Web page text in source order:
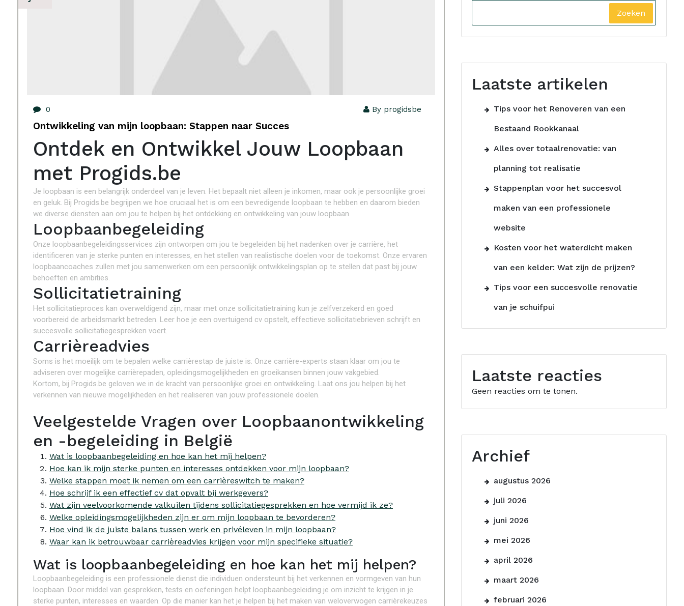
0 By progidsbe
Ontwikkeling van mijn loopbaan: Stappen naar Succes
Ontdek en Ontwikkel Jouw Loopbaan
met Progids.be
Je loopbaan is een belangrijk onderdeel van je leven. Het bepaalt niet alleen je inkomen, maar ook je persoonlijke groei
en geluk. Bij Progids.be begrijpen we hoe cruciaal het is om een bevredigende loopbaan te hebben en daarom bieden
we diverse diensten aan om jou te helpen bij het ontdekking en ontwikkeling van jouw loopbaan.
Loopbaanbegeleiding
Onze loopbaanbegeleidingsservices zijn ontworpen om jou te begeleiden bij het nadenken over je carrière, het
identificeren van je sterke punten en interesses, en het stellen van realistische doelen voor de toekomst. Onze ervaren
loopbaancoaches zullen met jou samenwerken om een persoonlijk ontwikkelingsplan op te stellen dat past bij jouw
behoeften en ambities.
Sollicitatietraining
Het sollicitatieproces kan overweldigend zijn, maar met onze sollicitatietraining kun je zelfverzekerd en goed
voorbereid de arbeidsmarkt betreden. Leer hoe je een overtuigend cv opstelt, effectieve sollicitatiebrieven schrijft en
succesvolle sollicitatiegesprekken voert.
Carrièreadvies
Soms is het moeilijk om te bepalen welke carrièrestap de juiste is. Onze carrière-experts staan klaar om jou te
adviseren over mogelijke carrièrepaden, opleidingsmogelijkheden en groeikansen binnen jouw vakgebied.
Kortom, bij Progids.be geloven we in de kracht van persoonlijke groei en ontwikkeling. Laat ons jou helpen bij het
verkennen van nieuwe mogelijkheden en het realiseren van jouw professionele doelen.
Veelgestelde Vragen over Loopbaanontwikkeling
en -begeleiding in België
Wat is loopbaanbegeleiding en hoe kan het mij helpen?
Hoe kan ik mijn sterke punten en interesses ontdekken voor mijn loopbaan?
Welke stappen moet ik nemen om een carrièreswitch te maken?
Hoe schrijf ik een effectief cv dat opvalt bij werkgevers?
Wat zijn veelvoorkomende valkuilen tijdens sollicitatiegesprekken en hoe vermijd ik ze?
Welke opleidingsmogelijkheden zijn er om mijn loopbaan te bevorderen?
Hoe vind ik de juiste balans tussen werk en privéleven in mijn loopbaan?
Waar kan ik betrouwbaar carrièreadvies krijgen voor mijn specifieke situatie?
Wat is loopbaanbegeleiding en hoe kan het mij helpen?
Loopbaanbegeleiding is een professionele dienst die individuen ondersteunt bij het verkennen en vormgeven van hun
loopbaan. Door middel van gesprekken, tests en oefeningen helpt loopbaanbegeleiding je om inzicht te krijgen in je
sterke punten, interesses en waarden. Op die manier kan het je helpen bij het maken van weloverwogen carrièrekeuzes
Zoeken
Laatste artikelen
Tips voor het Renoveren van een
Bestaand Rookkanaal
Alles over totaalrenovatie: van
planning tot realisatie
Stappenplan voor het succesvol
maken van een professionele
website
Kosten voor het waterdicht maken
van een kelder: Wat zijn de prijzen?
Tips voor een succesvolle renovatie
van je schuifpui
Laatste reacties
Geen reacties om te tonen.
Archief
augustus 2026
juli 2026
juni 2026
mei 2026
april 2026
maart 2026
februari 2026